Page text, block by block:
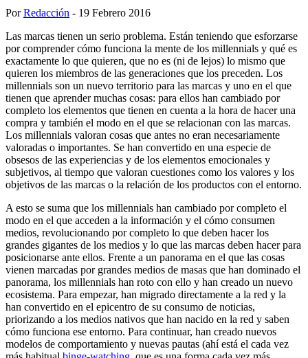
PorRedacción - 19 Febrero 2016
Las marcas tienen un serio problema. Están teniendo que esforzarse
por comprender cómo funciona la mente de los millennials y qué es
exactamente lo que quieren, que no es (ni de lejos) lo mismo que
quieren los miembros de las generaciones que los preceden. Los
millennials son un nuevo territorio para las marcas y uno en el que
tienen que aprender muchas cosas: para ellos han cambiado por
completo los elementos que tienen en cuenta a la hora de hacer una
compra y también el modo en el que se relacionan con las marcas.
Los millennials valoran cosas que antes no eran necesariamente
valoradas o importantes. Se han convertido en una especie de
obsesos de las experiencias y de los elementos emocionales y
subjetivos, al tiempo que valoran cuestiones como los valores y los
objetivos de las marcas o la relación de los productos con el entorno.
A esto se suma que los millennials han cambiado por completo el
modo en el que acceden a la información y el cómo consumen
medios, revolucionando por completo lo que deben hacer los
grandes gigantes de los medios y lo que las marcas deben hacer para
posicionarse ante ellos. Frente a un panorama en el que las cosas
vienen marcadas por grandes medios de masas que han dominado el
panorama, los millennials han roto con ello y han creado un nuevo
ecosistema. Para empezar, han migrado directamente a la red y la
han convertido en el epicentro de su consumo de noticias,
priorizando a los medios nativos que han nacido en la red y saben
cómo funciona ese entorno. Para continuar, han creado nuevos
modelos de comportamiento y nuevas pautas (ahí está el cada vez